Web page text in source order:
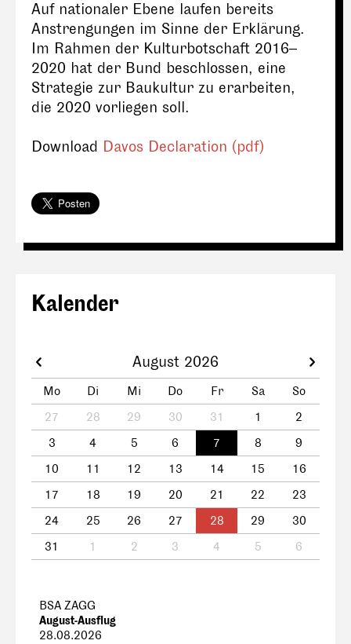
Auf nationaler Ebene laufen bereits
Anstrengungen im Sinne der Erklärung.
Im Rahmen der Kulturbotschaft 2016–
2020 hat der Bund beschlossen, eine
Strategie zur Baukultur zu erarbeiten,
die 2020 vorliegen soll.
Download Davos Declaration (pdf)
Kalender
August 2026
Mo Di Mi Do Fr Sa
So
27
28 29 30 31 1
2
3
4 5 6 7 8
9
10
11 12 13 14 15
16
17
18 19 20 21 22
23
24
25 26 27 28 29
30
31
1 2 3 4 5 6
BSA ZAGG
August-Ausflug
28.08.2026